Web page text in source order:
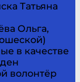
Татьяна
Ольга,
в качестве
волонтёр